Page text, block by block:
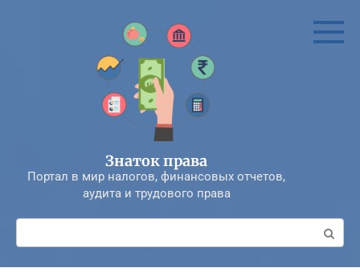
Знаток права
Портал в мир налогов, финансовых отчетов,
аудита и трудового права
Поиск: